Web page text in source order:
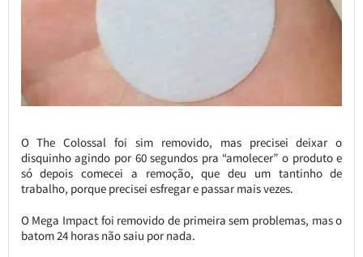
O The Colossal foi sim removido, mas precisei deixar o
disquinho agindo por 60 segundos pra “amolecer” o produto e
só depois comecei a remoção, que deu um tantinho de
trabalho, porque precisei esfregar e passar mais vezes.
O Mega Impact foi removido de primeira sem problemas, mas o
batom 24 horas não saiu por nada.